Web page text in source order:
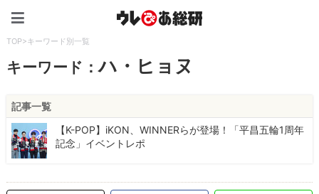
TOP>キーワード別一覧
キーワード：ハ・ヒョヌ
記事一覧
【K-POP】iKON、WINNERらが登場！「平昌五輪1周年
記念」イベントレポ